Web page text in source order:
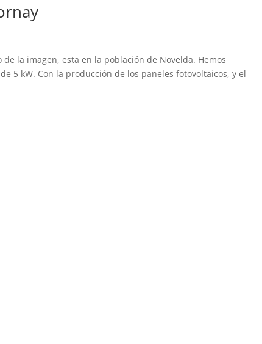
la imagen, esta en la población de Novelda. Hemos
5 kW. Con la producción de los paneles fotovoltaicos, y el